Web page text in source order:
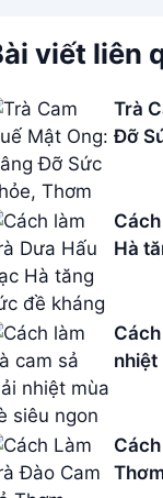
viết liên
Trà
Đỡ
Hà
nhiệt